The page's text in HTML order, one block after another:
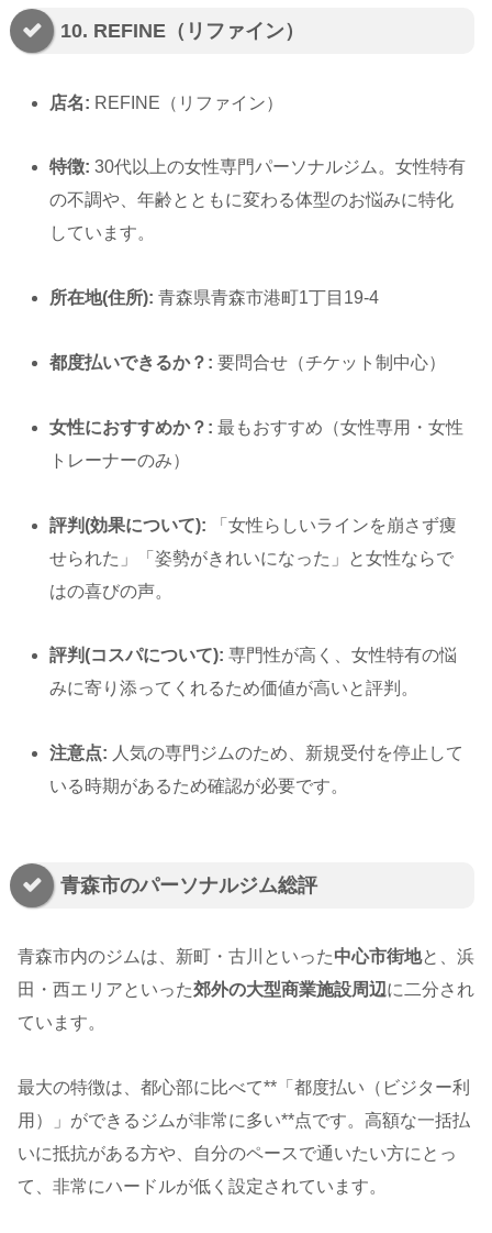
10. REFINE（リファイン）
店名: REFINE（リファイン）
特徴: 30代以上の女性専門パーソナルジム。女性特有
の不調や、年齢とともに変わる体型のお悩みに特化
しています。
所在地(住所): 青森県青森市港町1丁目19-4
都度払いできるか？: 要問合せ（チケット制中心）
女性におすすめか？: 最もおすすめ（女性専用・女性
トレーナーのみ）
評判(効果について): 「女性らしいラインを崩さず痩
せられた」「姿勢がきれいになった」と女性ならで
はの喜びの声。
評判(コスパについて): 専門性が高く、女性特有の悩
みに寄り添ってくれるため価値が高いと評判。
注意点: 人気の専門ジムのため、新規受付を停止して
いる時期があるため確認が必要です。
青森市のパーソナルジム総評
青森市内のジムは、新町・古川といった中心市街地と、浜
田・西エリアといった郊外の大型商業施設周辺 に二分され
ています。
最大の特徴は、都心部に比べて**「都度払い（ビジター利
用）」ができるジムが非常に多い**点です。高額な一括払
いに抵抗がある方や、自分のペースで通いたい方にとっ
て、非常にハードルが低く設定されています。